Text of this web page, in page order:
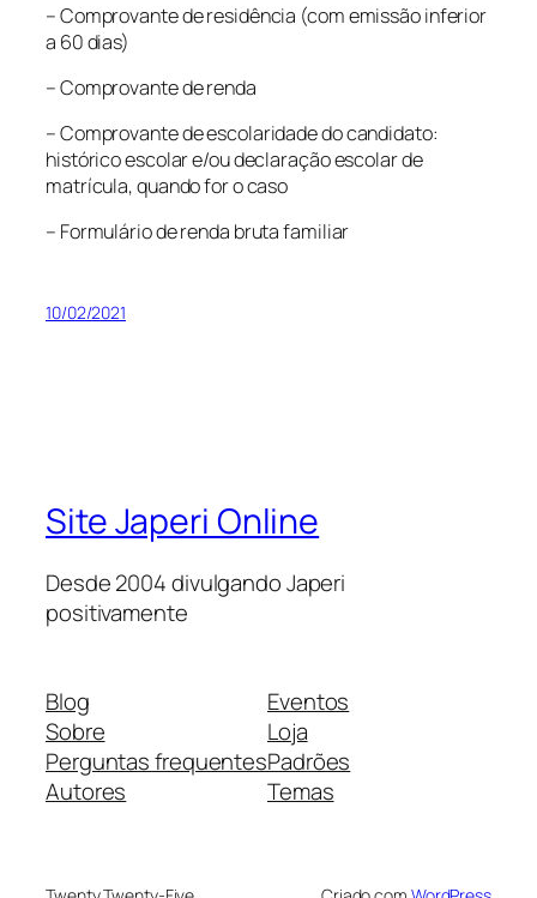
– Comprovante de residência (com emissão inferior
a 60 dias)
– Comprovante de renda
– Comprovante de escolaridade do candidato:
histórico escolar e/ou declaração escolar de
matrícula, quando for o caso
– Formulário de renda bruta familiar
10/02/2021
Site Japeri Online
Desde 2004 divulgando Japeri
positivamente
Blog
Sobre
Perguntas frequentes
Autores
Eventos
Loja
Padrões
Temas